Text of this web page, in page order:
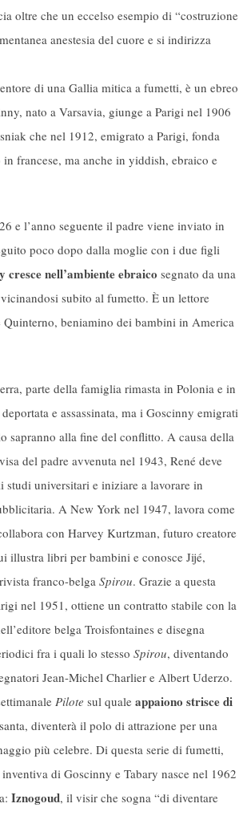
oltre che un eccelso esempio di “costruzione
anestesia del cuore e si indirizza
di una Gallia mitica a fumetti, è un ebreo
nato a Varsavia, giunge a Parigi nel 1906
che nel 1912, emigrato a Parigi, fonda
francese, ma anche in yiddish, ebraico e
e l’anno seguente il padre viene inviato in
poco dopo dalla moglie con i due figli
cresce nell’ambiente ebraico segnato da una
subito al fumetto. È un lettore
Quinterno, beniamino dei bambini in America
parte della famiglia rimasta in Polonia e in
e assassinata, ma i Goscinny emigrati
sapranno alla fine del conflitto. A causa della
del padre avvenuta nel 1943, René deve
studi universitari e iniziare a lavorare in
A New York nel 1947, lavora come
con Harvey Kurtzman, futuro creatore
illustra libri per bambini e conosce Jijé,
franco-belga Spirou. Grazie a questa
nel 1951, ottiene un contratto stabile con la
belga Troisfontaines e disegna
fra i quali lo stesso Spirou, diventando
Jean-Michel Charlier e Albert Uderzo.
Pilote sul quale appaiono strisce di
diventerà il polo di attrazione per una
più celebre. Di questa serie di fumetti,
di Goscinny e Tabary nasce nel 1962
Iznogoud, il visir che sogna “di diventare